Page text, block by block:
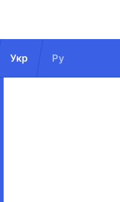
Укр Ру